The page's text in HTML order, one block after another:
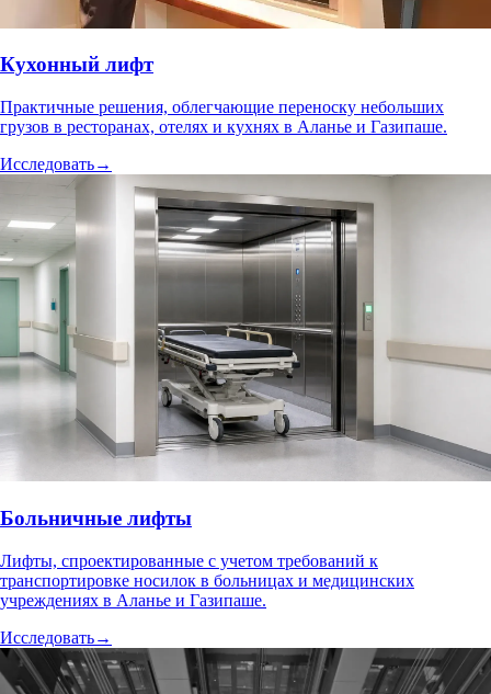
Кухонный лифт
Практичные решения, облегчающие переноску небольших
грузов в ресторанах, отелях и кухнях в Аланье и Газипаше.
Исследовать→
Больничные лифты
Лифты, спроектированные с учетом требований к
транспортировке носилок в больницах и медицинских
учреждениях в Аланье и Газипаше.
Исследовать→